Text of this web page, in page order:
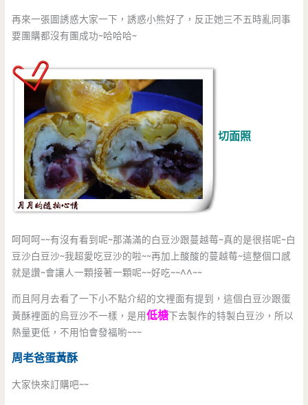
再來一張圖誘惑大家一下，誘惑小熊好了，反正她三不五時亂同事
要團購都沒有團成功~哈哈哈~
切面照
呵呵呵~~有沒有看到呢~那滿滿的白豆沙跟蔓越莓~真的是很搭呢~白
豆沙白豆沙~我超愛吃豆沙的啦~~再加上酸酸的蔓越莓~這整個口感
就是讚~會讓人一顆接著一顆呢~~好吃~~^^~~
而且阿月去看了一下小不點介紹的文裡面有提到，這個白豆沙跟蛋
黃酥裡面的烏豆沙不一樣，是用低榶下去製作的特製白豆沙，所以
熱量更低，不用怕會發福喲~~~
周老爸蛋黃酥
大家快來訂購吧~~